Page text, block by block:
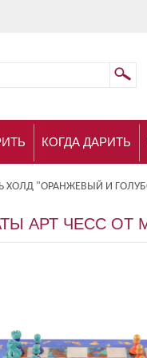
КОГДА ДАРИТЬ
ХОЛД "ОРАНЖЕВЫЙ И
АРТ ЧЕСС ОТ